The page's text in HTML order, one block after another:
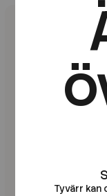
Tyvärr kan